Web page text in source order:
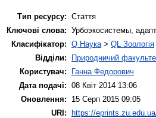
Тип ресурсу: Стаття
Ключові слова: Урбоэкосистемы,
Класифікатор: Q Наука > QL Зоологія
Відділи:
Природничий
Користувач:
Ганна Федорович
Дата подачі: 08 Квіт 2014 13:06
Оновлення:
15 Серп 2015 09:05
URI: https://